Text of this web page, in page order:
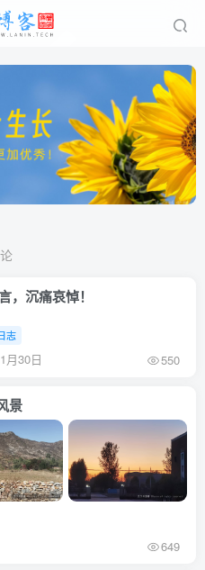
，沉痛哀悼！
志
月30日 550
景
649